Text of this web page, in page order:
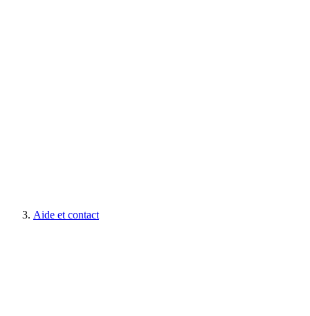
Aide et contact